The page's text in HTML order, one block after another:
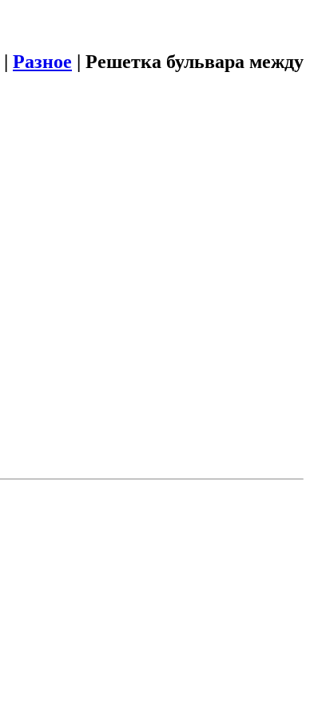
| Разное | Решетка бульвара между